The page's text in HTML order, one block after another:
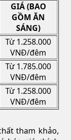
GIÁ (BAO
GỒM ĂN
SÁNG)
Từ 1.258.000
VNĐ/đêm
Từ 1.785.000
VNĐ/đêm
Từ 1.258.000
VNĐ/đêm
tham khảo,